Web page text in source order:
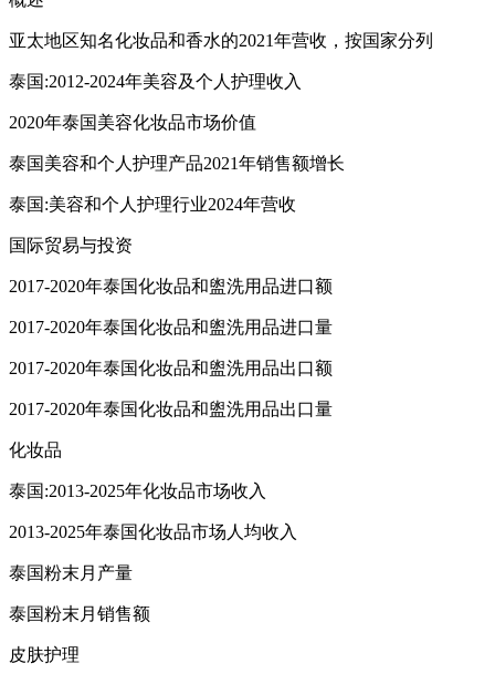
亚太地区知名化妆品和香水的2021年营收，按国家分列
泰国:2012-2024年美容及个人护理收入
2020年泰国美容化妆品市场价值
泰国美容和个人护理产品2021年销售额增长
泰国:美容和个人护理行业2024年营收
国际贸易与投资
2017-2020年泰国化妆品和盥洗用品进口额
2017-2020年泰国化妆品和盥洗用品进口量
2017-2020年泰国化妆品和盥洗用品出口额
2017-2020年泰国化妆品和盥洗用品出口量
化妆品
泰国:2013-2025年化妆品市场收入
2013-2025年泰国化妆品市场人均收入
泰国粉末月产量
泰国粉末月销售额
皮肤护理